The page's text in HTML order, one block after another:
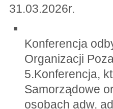
31.03.2026r.
Konferencja
Organizacji
5.Konferencja,
Samorządowe
osobach adw.